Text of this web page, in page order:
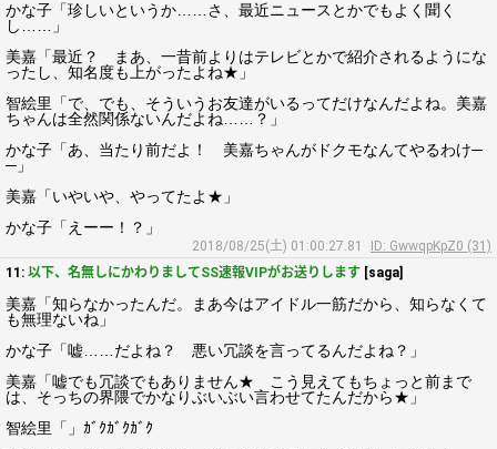
かな子「珍しいというか……さ、最近ニュースとかでもよく聞く
し……」
美嘉「最近？ まあ、一昔前よりはテレビとかで紹介されるようにな
ったし、知名度も上がったよね★」
智絵里「で、でも、そういうお友達がいるってだけなんだよね。美嘉
ちゃんは全然関係ないんだよね……？」
かな子「あ、当たり前だよ！ 美嘉ちゃんがドクモなんてやるわけ─
─」
美嘉「いやいや、やってたよ★」
かな子「えーー！？」
2018/08/25(土) 01:00:27.81
ID: GwwqpKpZ0 (31)
11: 以下、名無しにかわりましてSS速報VIPがお送りします [saga]
美嘉「知らなかったんだ。まあ今はアイドル一筋だから、知らなくて
も無理ないね」
かな子「嘘……だよね？ 悪い冗談を言ってるんだよね？」
美嘉「嘘でも冗談でもありません★ こう見えてもちょっと前まで
は、そっちの界隈でかなりぶいぶい言わせてたんだから★」
智絵里「」ｶﾞｸｶﾞｸｶﾞｸ